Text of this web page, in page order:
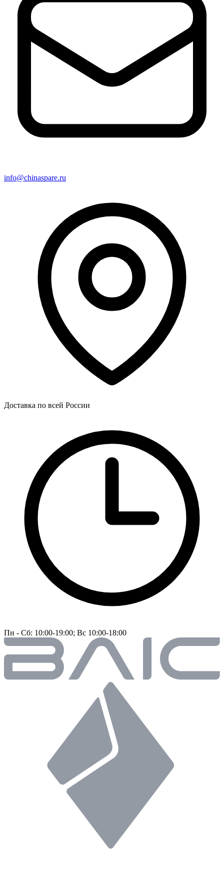
info@chinaspare.ru
Доставка по всей России
Пн - Сб: 10:00-19:00; Вс 10:00-18:00